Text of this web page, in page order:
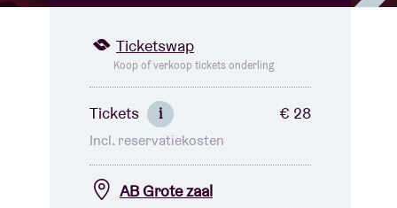
Ticketswap
Koop of verkoop tickets onderling
Tickets i € 28
Incl. reservatiekosten
AB Grote zaal